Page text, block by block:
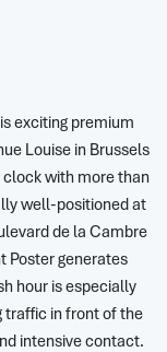
exciting premium
Louise in Brussels
with more than
well-positioned at
de la Cambre
Poster generates
hour is especially
traffic in front of the
intensive contact.